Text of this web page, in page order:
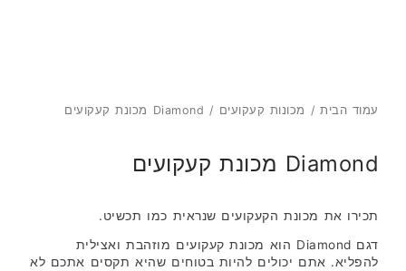
עמוד הבית/ מכונות קעקועים / Diamond מכונת קעקועים
Diamond מכונת קעקועים
תכירו את מכונת הקעקועים שנראית כמו תכשיט.
דגם Diamond הוא מכונת קעקועים מוזהבת ואצילית
להפליא. אתם יכולים להיות בטוחים שהיא תקסים אתכם לא